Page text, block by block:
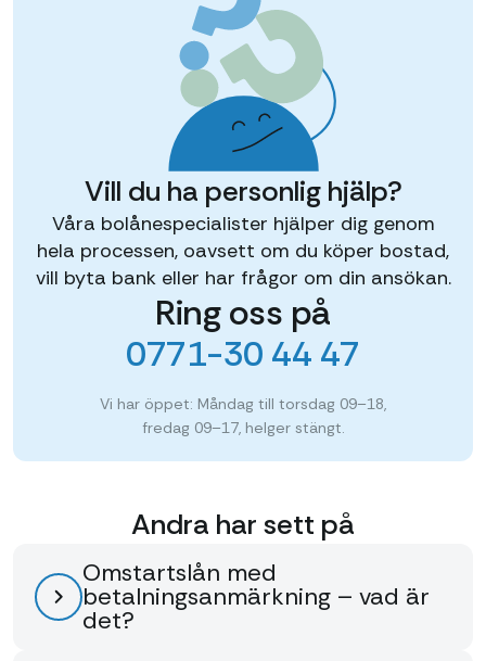
Vill du ha personlig hjälp?
Våra bolånespecialister hjälper dig genom
hela processen, oavsett om du köper bostad,
vill byta bank eller har frågor om din ansökan.
Ring oss på
0771-30 44 47
Vi har öppet: Måndag till torsdag 09–18,
fredag 09–17, helger stängt.
Andra har sett på
Omstartslån med
betalningsanmärkning – vad är
det?